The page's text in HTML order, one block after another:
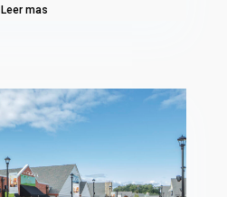
Leer mas